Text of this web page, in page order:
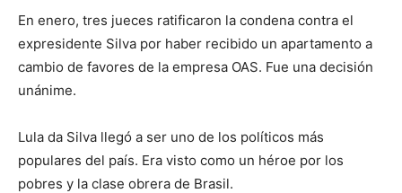
En enero, tres jueces ratificaron la condena contra el
expresidente Silva por haber recibido un apartamento a
cambio de favores de la empresa OAS. Fue una decisión
unánime.
Lula da Silva llegó a ser uno de los políticos más
populares del país. Era visto como un héroe por los
pobres y la clase obrera de Brasil.